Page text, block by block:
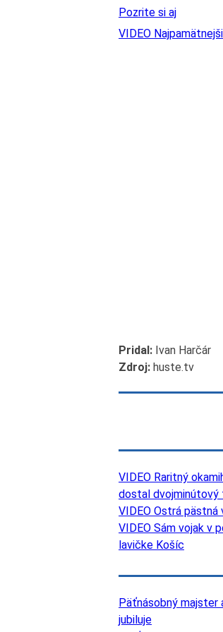
Pozrite si aj
VIDEO
Pridal: Ivan Harčár
Zdroj: huste.tv
VIDEO Raritný
dostal
VIDEO Ostrá
VIDEO Sám vojak v
lavičke Košíc
Päťnásobný majster
jubiluje